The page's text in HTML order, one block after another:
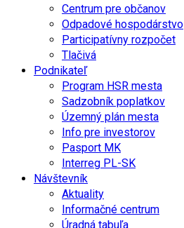
Centrum pre občanov
Odpadové hospodárstvo
Participatívny rozpočet
Tlačivá
Podnikateľ
Program HSR mesta
Sadzobník poplatkov
Územný plán mesta
Info pre investorov
Pasport MK
Interreg PL-SK
Návštevník
Aktuality
Informačné centrum
Úradná tabuľa